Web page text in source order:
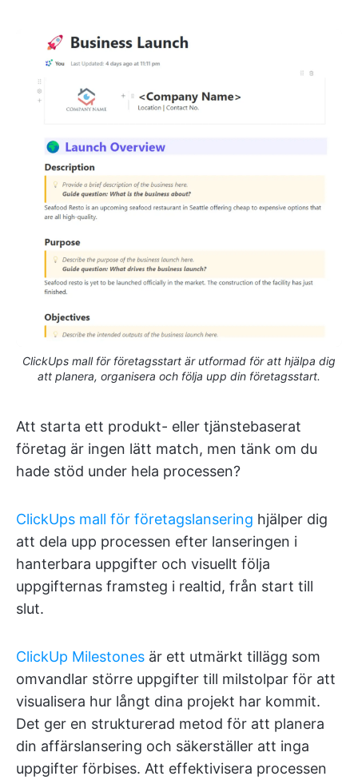
ClickUps mall för företagsstart är utformad för att hjälpa dig
att planera, organisera och följa upp din företagsstart.
Att starta ett produkt- eller tjänstebaserat
företag är ingen lätt match, men tänk om du
hade stöd under hela processen?
ClickUps mall för företagslansering hjälper dig
att dela upp processen efter lanseringen i
hanterbara uppgifter och visuellt följa
uppgifternas framsteg i realtid, från start till
slut.
ClickUp Milestones är ett utmärkt tillägg som
omvandlar större uppgifter till milstolpar för att
visualisera hur långt dina projekt har kommit.
Det ger en strukturerad metod för att planera
din affärslansering och säkerställer att inga
uppgifter förbises. Att effektivisera processen